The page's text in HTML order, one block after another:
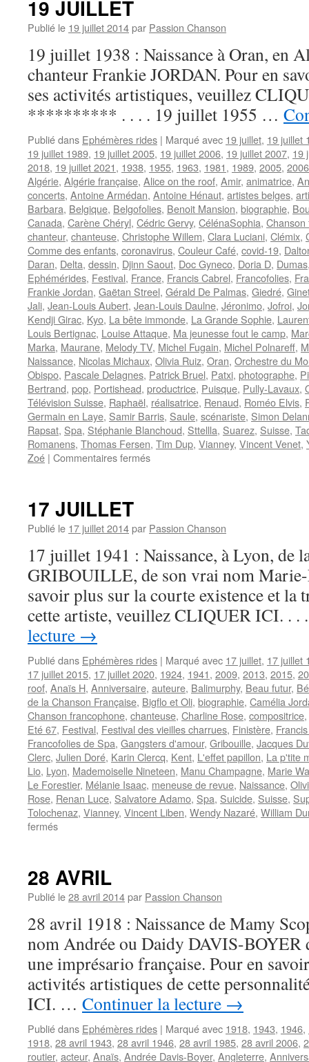
19 JUILLET
Publié le 19 juillet 2014par Passion Chanson
19 juillet 1938 : Naissance à Oran, en
chanteur Frankie JORDAN. Pour en
ses activités artistiques, veuillez
********** . . . . 19 juillet 1955 …
Publié dans Ephémères rides | Marqué avec 19 juillet, 19 juillet
19 juillet 1989, 19 juillet 2005, 19 juillet 2006, 19 juillet 2007, 19
2018, 19 juillet 2021, 1938, 1955, 1963, 1981, 1989, 2005, 2006
Algérie, Algérie française, Alice on the roof, Amir, animatrice,
concerts, Antoine Armédan, Antoine Hénaut, artistes belges,
Barbara, Belgique, Belgofolies, Benoit Mansion, biographie,
Canada, Carène Chéryl, Cédric Gervy, CélénaSophia, Chanson
chanteur, chanteuse, Christophe Willem, Clara Luciani, Clémix,
Comme des enfants, coronavirus, Couleur Café, covid-19,
Daran, Delta, dessin, Djinn Saout, Doc Gyneco, Doria D, Dumas
Ephémérides, Festival, France, Francis Cabrel, Francofolies,
Frankie Jordan, Gaëtan Streel, Gérald De Palmas, Giedré,
Jali, Jean-Louis Aubert, Jean-Louis Daulne, Jéronimo, Jofroi,
Kendji Girac, Kyo, La bête immonde, La Grande Sophie,
Louis Bertignac, Louise Attaque, Ma jeunesse fout le camp,
Marka, Maurane, Melody TV, Michel Fugain, Michel Polnareff,
Naissance, Nicolas Michaux, Olivia Ruiz, Oran, Orchestre du
Obispo, Pascale Delagnes, Patrick Bruel, Patxi, photographe,
Bertrand, pop, Portishead, productrice, Puisque, Pully-Lavaux,
Télévision Suisse, Raphaël, réalisatrice, Renaud, Roméo Elvis,
Germain en Laye, Samir Barris, Saule, scénariste, Simon
Rapsat, Spa, Stéphanie Blanchoud, Sttellla, Suarez, Suisse,
Romanens, Thomas Fersen, Tim Dup, Vianney, Vincent Venet,
Zoé | Commentaires ferméssur
17 JUILLET
Publié le 17 juillet 2014par Passion Chanson
17 juillet 1941 : Naissance, à Lyon, de
GRIBOUILLE, de son vrai nom Marie-
savoir plus sur la courte existence et la
cette artiste, veuillez CLIQUER ICI. .
lecture →
Publié dans Ephémères rides | Marqué avec 17 juillet, 17 juillet
17 juillet 2015, 17 juillet 2020, 1924, 1941, 2009, 2013, 2015,
roof, Anaïs H, Anniversaire, auteure, Balimurphy, Beau futur,
de la Chanson Française, Bigflo et Oli, biographie, Camélia
Chanson francophone, chanteuse, Charline Rose, compositrice,
Eté 67, Festival, Festival des vieilles charrues, Finistère,
Francofolies de Spa, Gangsters d'amour, Gribouille, Jacques
Clerc, Julien Doré, Karin Clercq, Kent, L'effet papillon, La p'tite
Lio, Lyon, Mademoiselle Nineteen, Manu Champagne, Marie
Le Forestier, Mélanie Isaac, meneuse de revue, Naissance,
Rose, Renan Luce, Salvatore Adamo, Spa, Suicide, Suisse,
Tolochenaz, Vianney, Vincent Liben, Wendy Nazaré, William
ferméssur
28 AVRIL
Publié le28 avril 2014par Passion Chanson
28 avril 1918 : Naissance de Mamy
nom Andrée ou Daidy DAVIS-BOYER
une imprésario française. Pour en
activités artistiques de cette
ICI. … Continuer la lecture →
Publié dans Ephémères rides | Marqué avec 1918, 1943, 1946,
1918, 28 avril 1943, 28 avril 1946, 28 avril 1985, 28 avril 2006,
routier, acteur, Anaïs, Andrée Davis-Boyer, Angleterre,